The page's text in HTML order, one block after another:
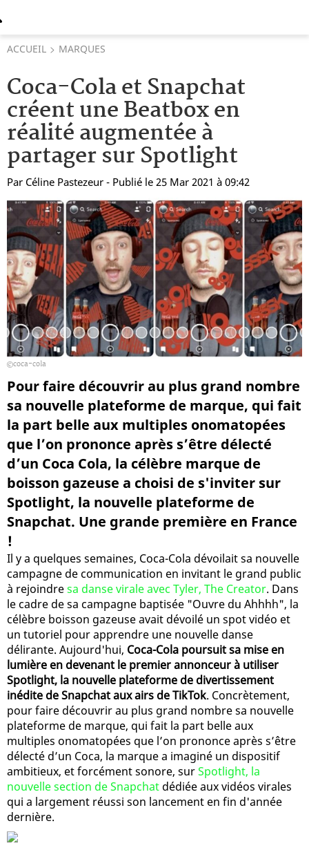
ACCUEIL MARQUES
Coca-Cola et Snapchat
créent une Beatbox en
réalité augmentée à
partager sur Spotlight
Par Céline Pastezeur - Publié le 25 Mar 2021 à 09:42
coca-cola
Pour faire découvrir au plus grand nombre
sa nouvelle plateforme de marque, qui fait
la part belle aux multiples onomatopées
que l’on prononce après s’être délecté
d’un Coca Cola, la célèbre marque de
boisson gazeuse a choisi de s'inviter sur
Spotlight, la nouvelle plateforme de
Snapchat. Une grande première en France
!
Il y a quelques semaines, Coca-Cola dévoilait sa nouvelle
campagne de communication en invitant le grand public
à rejoindresa danse virale avec Tyler, The Creator. Dans
le cadre de sa campagne baptisée "Ouvre du Ahhhh", la
célèbre boisson gazeuse avait dévoilé un spot vidéo et
un tutoriel pour apprendre une nouvelle danse
délirante. Aujourd'hui, Coca-Cola poursuit sa mise en
lumière en devenant le premier annonceur à utiliser
Spotlight, la nouvelle plateforme de divertissement
inédite de Snapchat aux airs de TikTok. Concrètement,
pour faire découvrir au plus grand nombre sa nouvelle
plateforme de marque, qui fait la part belle aux
multiples onomatopées que l’on prononce après s’être
délecté d’un Coca, la marque a imaginé un dispositif
ambitieux, et forcément sonore, surSpotlight, la
nouvelle section de Snapchat dédiée aux vidéos virales
qui a largement réussi son lancement en fin d'année
dernière.